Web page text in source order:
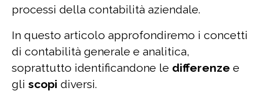
processi della contabilità aziendale.
In questo articolo approfondiremo i concetti
di contabilità generale e analitica,
soprattutto identificandone le differenze e
gli scopi diversi.